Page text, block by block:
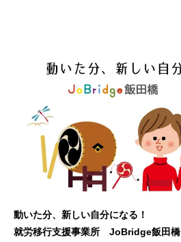
動いた分、新しい自分になる！
就労移行支援事業所 JoBridge飯田橋